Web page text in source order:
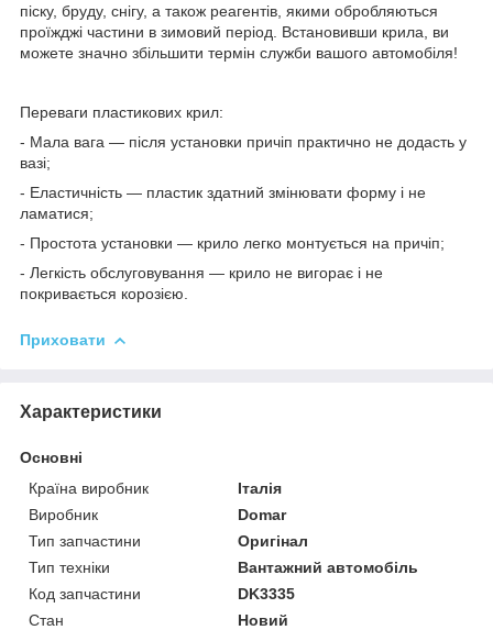
піску, бруду, снігу, а також реагентів, якими обробляються
проїжджі частини в зимовий період. Встановивши крила, ви
можете значно збільшити термін служби вашого автомобіля!
Переваги пластикових крил:
- Мала вага — після установки причіп практично не додасть у
вазі;
- Еластичність — пластик здатний змінювати форму і не
ламатися;
- Простота установки — крило легко монтується на причіп;
- Легкість обслуговування — крило не вигорає і не
покривається корозією.
Приховати
Характеристики
Основні
Країна виробник
Італія
Виробник
Domar
Тип запчастини
Оригінал
Тип техніки
Вантажний автомобіль
Код запчастини
DK3335
Стан
Новий